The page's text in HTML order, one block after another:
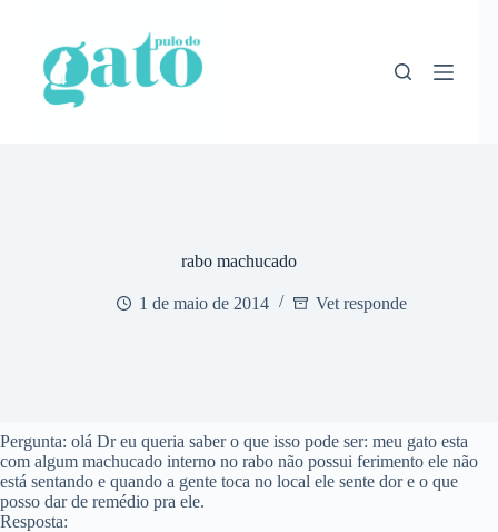
conteúdo
rabo machucado
1 de maio de 2014 Vet responde
Pergunta: olá Dr eu queria saber o que isso pode ser: meu gato esta
com algum machucado interno no rabo não possui ferimento ele não
está sentando e quando a gente toca no local ele sente dor e o que
posso dar de remédio pra ele.
Resposta: